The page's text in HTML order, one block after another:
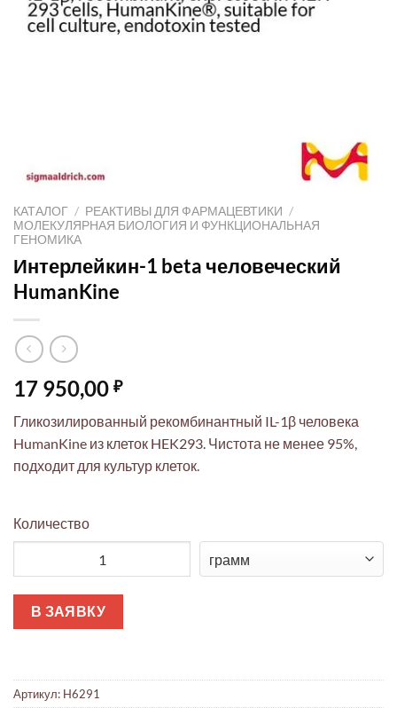
КАТАЛОГ / РЕАКТИВЫ ДЛЯ ФАРМАЦЕВТИКИ /
МОЛЕКУЛЯРНАЯ БИОЛОГИЯ И ФУНКЦИОНАЛЬНАЯ
ГЕНОМИКА
Интерлейкин-1 beta человеческий
HumanKine
17 950,00 ₽
Гликозилированный рекомбинантный IL-1β человека
HumanKine из клеток HEK293. Чистота не менее 95%,
подходит для культур клеток.
Количество
В ЗАЯВКУ
Артикул: H6291